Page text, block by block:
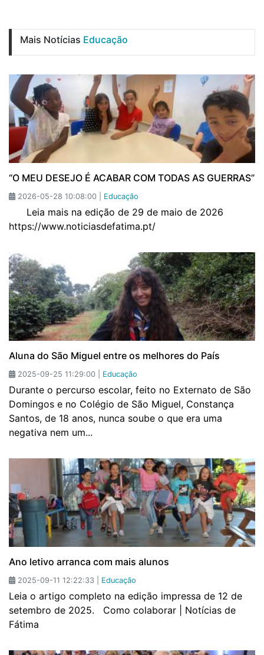
Mais Notícias Educação
“O MEU DESEJO É ACABAR COM TODAS AS GUERRAS”
2026-05-28 10:08:00 | Educação
Leia mais na edição de 29 de maio de 2026
https://www.noticiasdefatima.pt/
Aluna do São Miguel entre os melhores do País
2025-09-25 11:29:00 | Educação
Durante o percurso escolar, feito no Externato de São
Domingos e no Colégio de São Miguel, Constança
Santos, de 18 anos, nunca soube o que era uma
negativa nem um...
Ano letivo arranca com mais alunos
2025-09-11 12:22:33 | Educação
Leia o artigo completo na edição impressa de 12 de
setembro de 2025. Como colaborar | Notícias de
Fátima